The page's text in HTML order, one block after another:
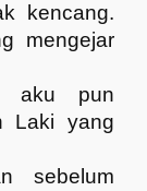
kencang.
mengejar
aku pun
Laki yang
sebelum